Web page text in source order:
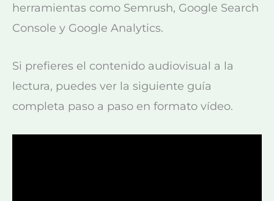
herramientas como Semrush, Google Search
Console y Google Analytics.
Si prefieres el contenido audiovisual a la
lectura, puedes ver la siguiente guía
completa paso a paso en formato vídeo.